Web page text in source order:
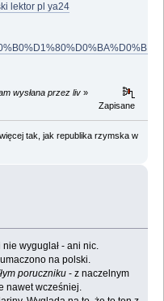
lektor pl ya24
wysłana przez liv »
Zapisane
tak, jak republika rzymska w
wyguglał - ani nic.
na polski.
poruczniku - z naczelnym
nawet wcześniej.